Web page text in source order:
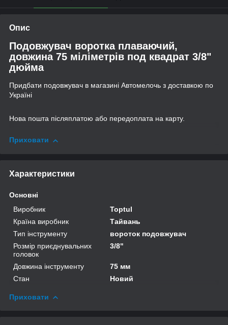
Опис
Подовжувач воротка плаваючий,
довжина 75 міліметрів под квадрат 3/8"
дюйма
Придбати подовжувач в магазині Автомелочь з доставкою по
Україні
Нова пошта післяплатою або передоплата на карту.
Приховати
Характеристики
Основні
Виробник
Toptul
Країна виробник
Тайвань
Тип інструменту
вороток подовжувач
Розмір приєднувальних
головок
3/8"
Довжина інструменту
75 мм
Стан
Новий
Приховати